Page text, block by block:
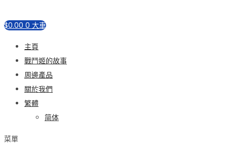
$0.00 0 大車
主頁
戰鬥姬的故事
周邊產品
關於我們
繁體
简体
菜單